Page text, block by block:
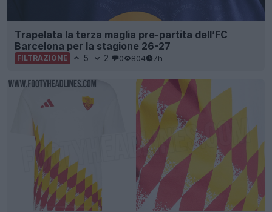
Trapelata la terza maglia pre-partita dell’FC
Barcelona per la stagione 26-27
FILTRAZIONE 5 2 0 804 7h